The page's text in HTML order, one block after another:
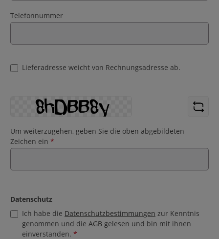
Telefonnummer
Lieferadresse weicht von Rechnungsadresse ab.
Um weiterzugehen, geben Sie die oben abgebildeten
Zeichen ein *
Datenschutz
Ich habe die Datenschutzbestimmungen zur Kenntnis
genommen und die AGB gelesen und bin mit ihnen
einverstanden. *